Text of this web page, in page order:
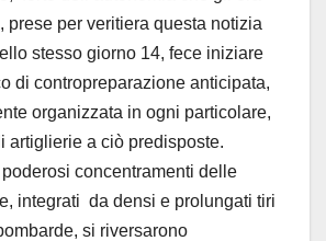
prese per veritiera questa notizia
stesso giorno 14, fece iniziare
di contropreparazione anticipata,
organizzata in ogni particolare,
artiglierie a ciò predisposte.
concentramenti delle
integrati da densi e prolungati tiri
si riversarono